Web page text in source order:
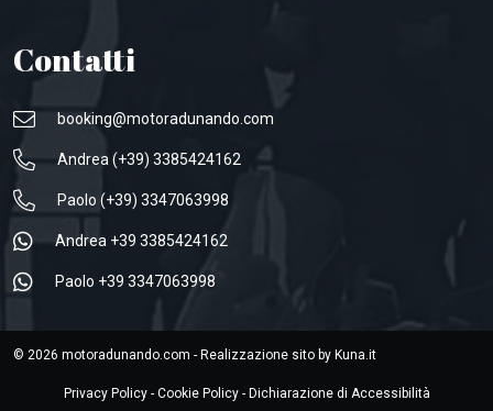
Contatti
booking@motoradunando.com
Andrea (+39) 3385424162
Paolo (+39) 3347063998
Andrea +39 3385424162
Paolo +39 3347063998
© 2026 motoradunando.com - Realizzazione sito by Kuna.it
Privacy Policy- Cookie Policy- Dichiarazione di Accessibilità